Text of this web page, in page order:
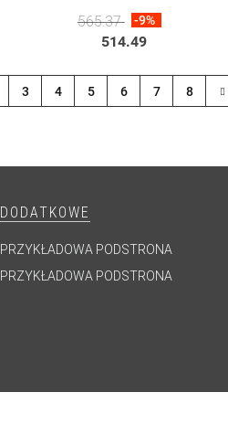
REA-B4109
565.37 -9%
514.49
3 4 5 6 7 8
DODATKOWE
PRZYKŁADOWA PODSTRONA
PRZYKŁADOWA PODSTRONA